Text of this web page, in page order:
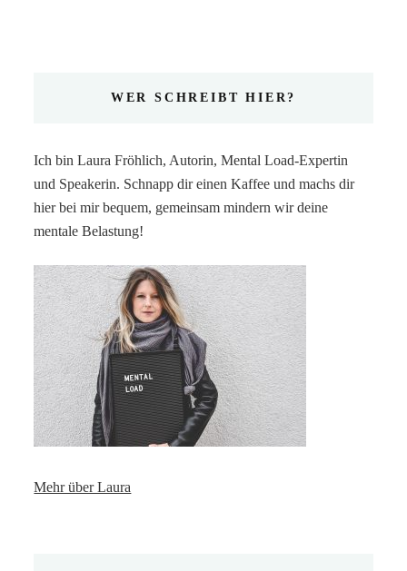
WER SCHREIBT HIER?
Ich bin Laura Fröhlich, Autorin, Mental Load-Expertin
und Speakerin. Schnapp dir einen Kaffee und machs dir
hier bei mir bequem, gemeinsam mindern wir deine
mentale Belastung!
Mehr über Laura